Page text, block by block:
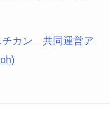
チカン 共同運営ア